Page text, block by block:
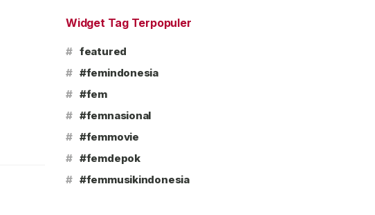
Widget Tag Terpopuler
# featured
# #femindonesia
# #fem
# #femnasional
# #femmovie
# #femdepok
# #femmusikindonesia